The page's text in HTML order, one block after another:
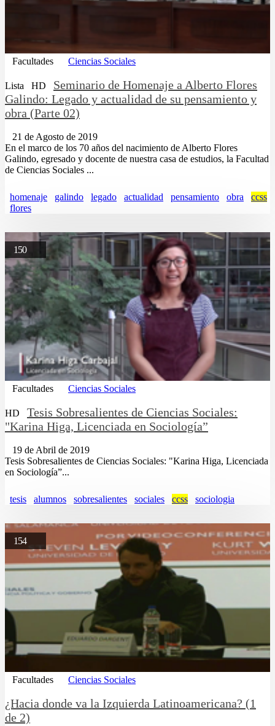
Facultades Ciencias Sociales
Lista HD
Seminario de Homenaje a Alberto Flores
Galindo: Legado y actualidad de su pensamiento y
obra (Parte 02)
21 de Agosto de 2019
En el marco de los 70 años del nacimiento de Alberto Flores
Galindo, egresado y docente de nuestra casa de estudios, la Facultad
de Ciencias Sociales ...
homenaje galindo legado actualidad pensamiento obra
ccss
flores
150
Facultades Ciencias Sociales
HD
Tesis Sobresalientes de Ciencias Sociales:
"Karina Higa, Licenciada en Sociología”
19 de Abril de 2019
Tesis Sobresalientes de Ciencias Sociales: "Karina Higa, Licenciada
en Sociología”...
tesis alumnos sobresalientes sociales ccss sociologia
154
Facultades Ciencias Sociales
¿Hacia donde va la Izquierda Latinoamericana? (1
de 2)